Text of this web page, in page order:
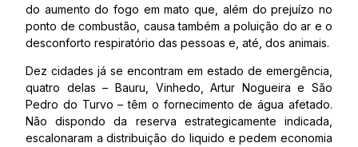
do aumento do fogo em mato que, além do prejuízo no
ponto de combustão, causa também a poluição do ar e o
desconforto respiratório das pessoas e, até, dos animais.
Dez cidades já se encontram em estado de emergência,
quatro delas – Bauru, Vinhedo, Artur Nogueira e São
Pedro do Turvo – têm o fornecimento de água afetado.
Não dispondo da reserva estrategicamente indicada,
escalonaram a distribuição do liquido e pedem economia